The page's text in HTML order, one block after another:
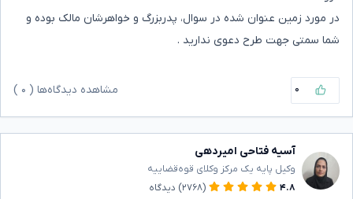
در مورد زمین عنوان شده در سوال، پدربزرگ و خواهرشان مالک بوده و
شما سمتی جهت طرح دعوی ندارید .‌
۰ مشاهده دیدگاه‌ها ( ۰
آسیه فتاحی امیردهی
وکیل پایه یک مرکز وکلای قوه‌قضاییه
۴.۸
(۲۷۶۸) دیدگاه